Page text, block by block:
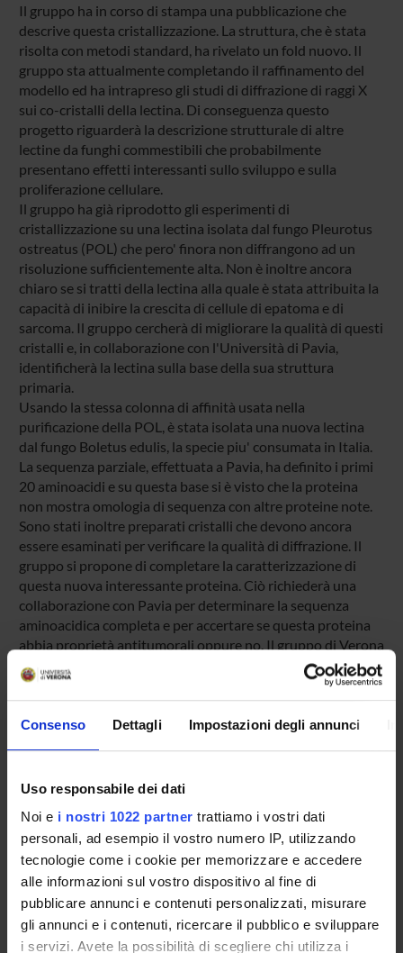
Consenso Dettagli Impostazioni degli annunci
Uso responsabile dei dati
Noi e i nostri 1022 partner trattiamo i vostri dati
personali, ad esempio il vostro numero IP, utilizzando
tecnologie come i cookie per memorizzare e accedere
alle informazioni sul vostro dispositivo al fine di
pubblicare annunci e contenuti personalizzati, misurare
gli annunci e i contenuti, ricercare il pubblico e sviluppare
i servizi. Avete la possibilità di scegliere chi utilizza i
Il gruppo ha in corso di stampa una pubblicazione che
descrive questa cristallizzazione. La struttura, che è stata
risolta con metodi standard, ha rivelato un fold nuovo. Il
gruppo sta attualmente completando il raffinamento del
modello ed ha intrapreso gli studi di diffrazione di raggi X
sui co-cristalli della lectina. Di conseguenza questo
progetto riguarderà la descrizione strutturale di altre
lectine da funghi commestibili che probabilmente
presentano effetti interessanti sullo sviluppo e sulla
proliferazione cellulare.
Il gruppo ha già riprodotto gli esperimenti di
cristallizzazione su una lectina isolata dal fungo Pleurotus
ostreatus (POL) che pero' finora non diffrangono ad un
risoluzione sufficientemente alta. Non è inoltre ancora
chiaro se si tratti della lectina alla quale è stata attribuita la
capacità di inibire la crescita di cellule di epatoma e di
sarcoma. Il gruppo cercherà di migliorare la qualità di questi
cristalli e, in collaborazione con l'Università di Pavia,
identificherà la lectina sulla base della sua struttura
primaria.
Usando la stessa colonna di affinità usata nella
purificazione della POL, è stata isolata una nuova lectina
dal fungo Boletus edulis, la specie piu' consumata in Italia.
La sequenza parziale, effettuata a Pavia, ha definito i primi
20 aminoacidi e su questa base si è visto che la proteina
non mostra omologia di sequenza con altre proteine note.
Sono stati inoltre preparati cristalli che devono ancora
essere esaminati per verificare la qualità di diffrazione. Il
gruppo si propone di completare la caratterizzazione di
questa nuova interessante proteina. Ciò richiederà una
collaborazione con Pavia per determinare la sequenza
aminoacidica completa e per accertare se questa proteina
abbia proprietà antitumorali oppure no. Il gruppo di Verona
si concentrerà sulla determinazione della struttura
tridimensionale della proteina e sull'analisi delle
caratteristiche del suo/suoi siti di legame.
Finanziamento:assegnato e gestito dal Dipartimento
Programma:RICATENEO - Finanziamenti d'Ateneo per la
Ricerca Scientifica